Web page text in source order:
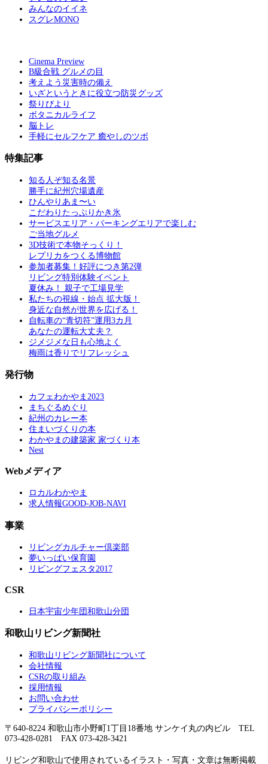
みんなのイイネ
スグレMONO
Cinema Preview
B級合戦 グルメの目
考えよう災害時の備え
いざというときに役立つ防災グッズ
祭りびより
ボタニカルライフ
脳トレ
手軽にセルフケア 癒やしのツボ
特集記事
知る人ぞ知る名景
勝手に紀州穴場遺産
ひんやりあま〜い
こだわりたっぷりかき氷
サービスエリア・パーキングエリアで楽しむ
ご当地グルメ
3D技術で本物そっくり！
レプリカをつくる博物館
参加者募集！好評につき第2弾
リビング特別体験イベント
夏休み！ 親子で工場見学
私たちの視線・始点 拡大版！
身近な自然が世界を広げる！
自転車の“青切符”運用3カ月
あなたの運転大丈夫？
ジメジメな日も心地よく
梅雨は香りでリフレッシュ
発行物
カフェわかやま2023
まちぐるめぐり
紀州のカレー本
住まいづくりの本
わかやまの建築家 家づくり本
Nest
Webメディア
ロカルわかやま
求人情報GOOD-JOB-NAVI
事業
リビングカルチャー倶楽部
夢いっぱい保育園
リビングフェスタ2017
CSR
日本宇宙少年団和歌山分団
和歌山リビング新聞社
和歌山リビング新聞社について
会社情報
CSRの取り組み
採用情報
お問い合わせ
プライバシーポリシー
〒640-8224 和歌山市小野町1丁目18番地 サンケイ丸の内ビル TEL
073-428-0281 FAX 073-428-3421
リビング和歌山で使用されているイラスト・写真・文章は無断掲載